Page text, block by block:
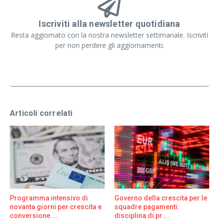
Iscriviti alla newsletter quotidiana
Resta aggiornato con la nostra newsletter settimanale. Iscriviti
per non perdere gli aggiornamenti.
Articoli correlati
Programma intensivo di
novanta giorni per crescita e
conversione ...
Governo della crescita per le
squadre pagamenti:
disciplina di pr ...